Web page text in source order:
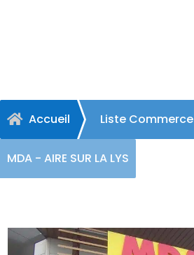
 Accueil Liste Commerce
MDA - AIRE SUR LA LYS